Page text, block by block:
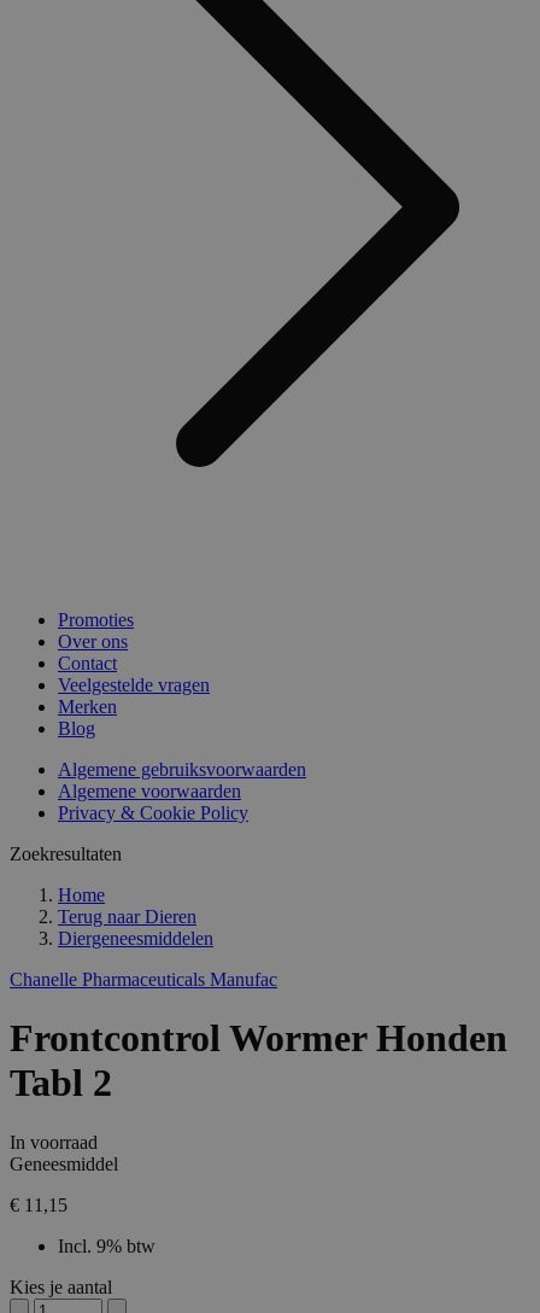
Promoties
Over ons
Contact
Veelgestelde vragen
Merken
Blog
Algemene gebruiksvoorwaarden
Algemene voorwaarden
Privacy & Cookie Policy
Zoekresultaten
Home
Terug naar Dieren
Diergeneesmiddelen
Chanelle Pharmaceuticals Manufac
Frontcontrol Wormer Honden
Tabl 2
In voorraad
Geneesmiddel
€ 11,15
Incl. 9% btw
Kies je aantal